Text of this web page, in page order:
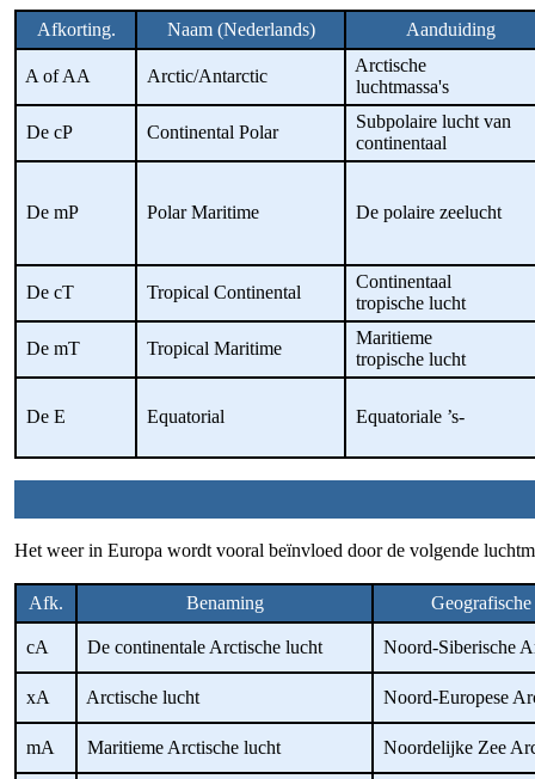
Afkorting. Naam (Nederlands) Aanduiding
A of AA Arctic/Antarctic
Arctische
luchtmassa's
De cP Continental Polar
Subpolaire lucht van
continentaal
De mP Polar Maritime De polaire zeelucht
De cT Tropical Continental
Continentaal
tropische lucht
De mT Tropical Maritime
Maritieme
tropische lucht
De E Equatorial Equatoriale ’s-
Het weer in Europa wordt vooral beïnvloed door de volgende
Afk. Benaming
cA De continentale Arctische lucht Noord-Siberische
xA Arctische lucht Noord-Europese
mA Maritieme Arctische lucht Noordelijke Zee